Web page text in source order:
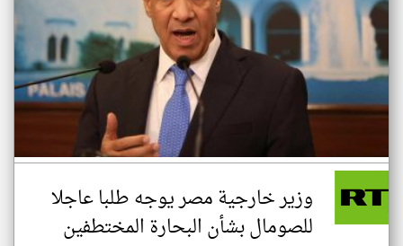
وزير خارجية مصر يوجه طلبا عاجلا
للصومال بشأن البحارة المختطفين